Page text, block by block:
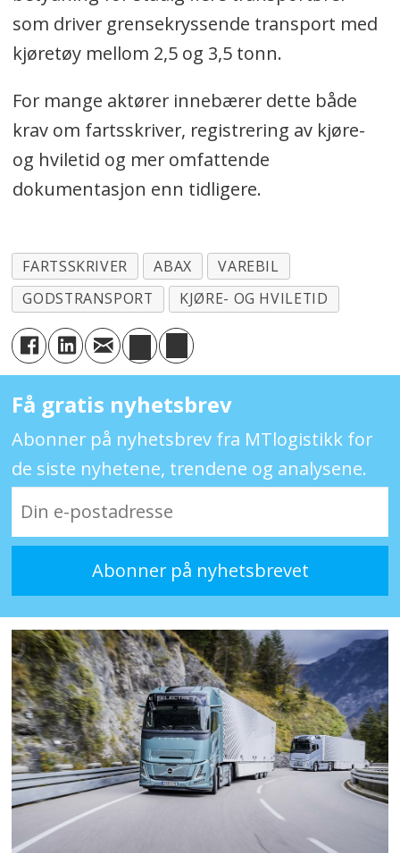
som driver grensekryssende transport med
kjøretøy mellom 2,5 og 3,5 tonn.
For mange aktører innebærer dette både
krav om fartsskriver, registrering av kjøre-
og hviletid og mer omfattende
dokumentasjon enn tidligere.
FARTSSKRIVER ABAX
VAREBIL
GODSTRANSPORT
KJØRE- OG HVILETID
Få gratis nyhetsbrev
Abonner på nyhetsbrev fra MTlogistikk for
de siste nyhetene, trendene og analysene.